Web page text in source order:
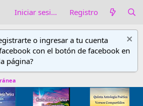
Iniciar sesión Registro
o ingresar a tu cuenta
con el botón de facebook en
página?